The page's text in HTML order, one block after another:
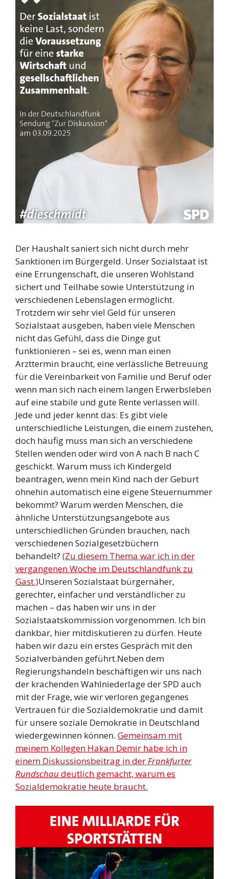
Der Haushalt saniert sich nicht durch mehr
Sanktionen im Bürgergeld. Unser Sozialstaat ist
eine Errungenschaft, die unseren Wohlstand
sichert und Teilhabe sowie Unterstützung in
verschiedenen Lebenslagen ermöglicht.
Trotzdem wir sehr viel Geld für unseren
Sozialstaat ausgeben, haben viele Menschen
nicht das Gefühl, dass die Dinge gut
funktionieren – sei es, wenn man einen
Arzttermin braucht, eine verlässliche Betreuung
für die Vereinbarkeit von Familie und Beruf oder
wenn man sich nach einem langen Erwerbsleben
auf eine stabile und gute Rente verlassen will.
Jede und jeder kennt das: Es gibt viele
unterschiedliche Leistungen, die einem zustehen,
doch häufig muss man sich an verschiedene
Stellen wenden oder wird von A nach B nach C
geschickt. Warum muss ich Kindergeld
beantragen, wenn mein Kind nach der Geburt
ohnehin automatisch eine eigene Steuernummer
bekommt? Warum werden Menschen, die
ähnliche Unterstützungsangebote aus
unterschiedlichen Gründen brauchen, nach
verschiedenen Sozialgesetzbüchern
behandelt? (Zu diesem Thema war ich in der
vergangenen Woche im Deutschlandfunk zu
Gast.)Unseren Sozialstaat bürgernäher,
gerechter, einfacher und verständlicher zu
machen – das haben wir uns in der
Sozialstaatskommission vorgenommen. Ich bin
dankbar, hier mitdiskutieren zu dürfen. Heute
haben wir dazu ein erstes Gespräch mit den
Sozialverbänden geführt.Neben dem
Regierungshandeln beschäftigen wir uns nach
der krachenden Wahlniederlage der SPD auch
mit der Frage, wie wir verloren gegangenes
Vertrauen für die Sozialdemokratie und damit
für unsere soziale Demokratie in Deutschland
wiedergewinnen können. Gemeinsam mit
meinem Kollegen Hakan Demir habe ich in
einem Diskussionsbeitrag in der Frankfurter
Rundschaudeutlich gemacht, warum es
Sozialdemokratie heute braucht.